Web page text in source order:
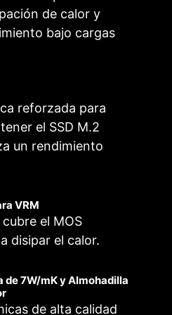
de calor y
bajo cargas
reforzada para
el SSD M.2
un rendimiento
VRM
el MOS
disipar el calor.
de 7W/mK y Almohadilla
de alta calidad
FOR LIQUID COOLER
Supports auto-detect
MÚLTIPLESY VENTILADOR
Fan
modificar la curva de
DE USO
de los ventiladores
en «Escenario de